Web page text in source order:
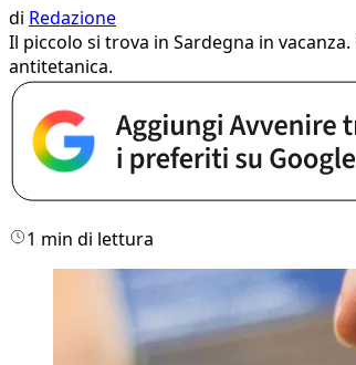
di Redazione
Il piccolo si trova in Sardegna in
antitetanica.
1 min di lettura